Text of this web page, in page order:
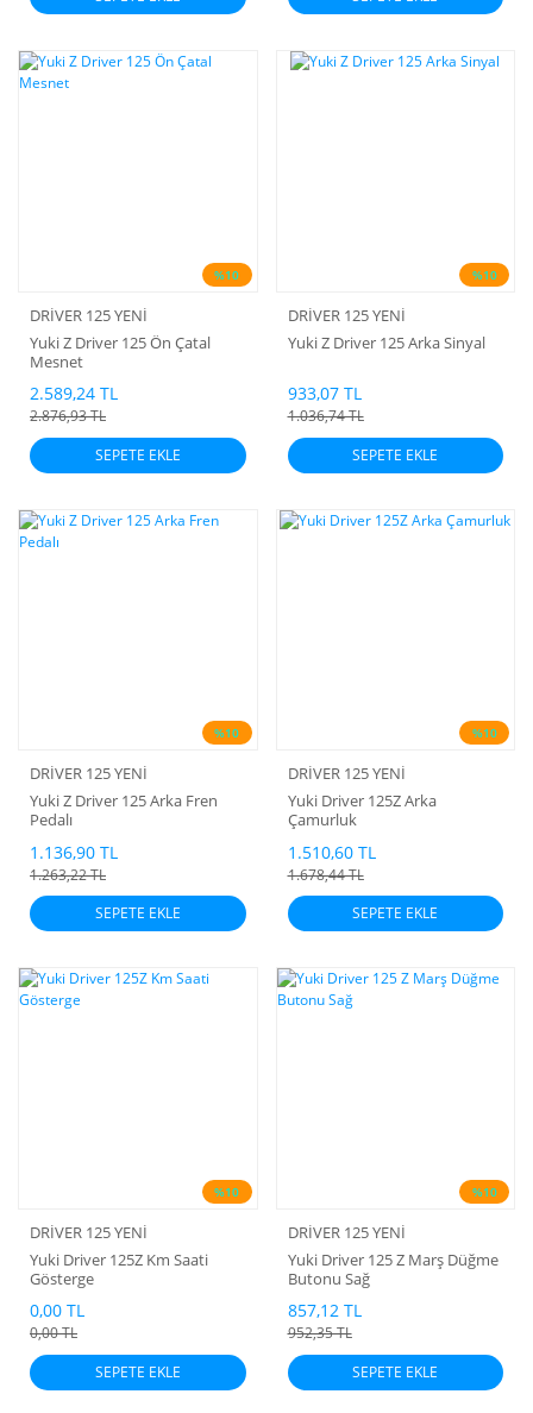
%10
DRİVER 125 YENİ
Yuki Z Driver 125 Ön Çatal
Mesnet
2.589,24 TL
2.876,93 TL
SEPETE EKLE
%10
DRİVER 125 YENİ
Yuki Z Driver 125 Arka Sinyal
933,07 TL
1.036,74 TL
SEPETE EKLE
%10
DRİVER 125 YENİ
Yuki Z Driver 125 Arka Fren
Pedalı
1.136,90 TL
1.263,22 TL
SEPETE EKLE
%10
DRİVER 125 YENİ
Yuki Driver 125Z Arka
Çamurluk
1.510,60 TL
1.678,44 TL
SEPETE EKLE
%10
DRİVER 125 YENİ
Yuki Driver 125Z Km Saati
Gösterge
0,00 TL
0,00 TL
SEPETE EKLE
%10
DRİVER 125 YENİ
Yuki Driver 125 Z Marş Düğme
Butonu Sağ
857,12 TL
952,35 TL
SEPETE EKLE